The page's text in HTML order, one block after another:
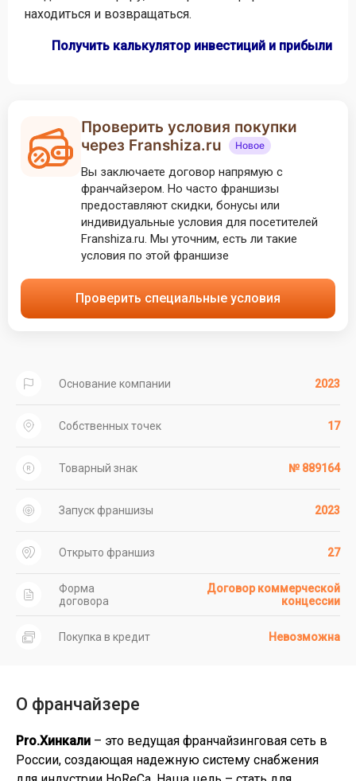
находиться и возвращаться.
Получить калькулятор инвестиций и прибыли
Проверить условия покупки
через Franshiza.ru
Новое
Вы заключаете договор напрямую с
франчайзером. Но часто франшизы
предоставляют скидки, бонусы или
индивидуальные условия для посетителей
Franshiza.ru. Мы уточним, есть ли такие
условия по этой франшизе
Проверить специальные условия
Основание компании 2023
Собственных точек 17
Товарный знак № 889164
Запуск франшизы 2023
Открыто франшиз 27
Форма
договора
Договор коммерческой
концессии
Покупка в кредит Невозможна
О франчайзере
Pro.Хинкали – это ведущая франчайзинговая сеть в
России, создающая надежную систему снабжения